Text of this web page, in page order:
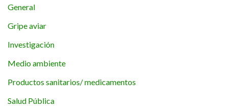
General
Gripe aviar
Investigación
Medio ambiente
Productos sanitarios/ medicamentos
Salud Pública